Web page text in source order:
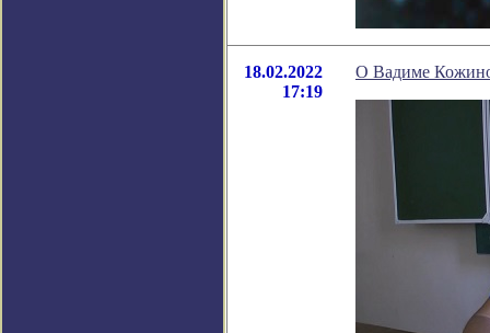
18.02.2022
17:19
О Вадиме